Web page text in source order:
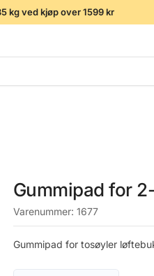
kg ved kjøp over 1599 kr
Gummipad for
Varenummer: 1677
Gummipad for tosøyler